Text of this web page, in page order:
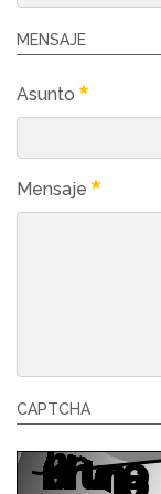
MENSAJE
Asunto
Mensaje
CAPTCHA